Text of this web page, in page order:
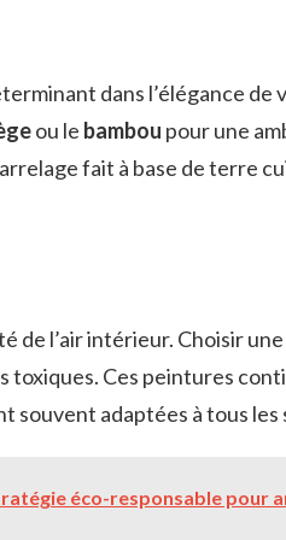
dans l’élégance de
ou le bambou pour une
fait à base de terre
de l’air intérieur. Choisir une
toxiques. Ces peintures
souvent adaptées à tous les
éco-responsable pour